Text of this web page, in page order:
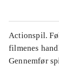
Actionspil.
filmenes
Gennemfør